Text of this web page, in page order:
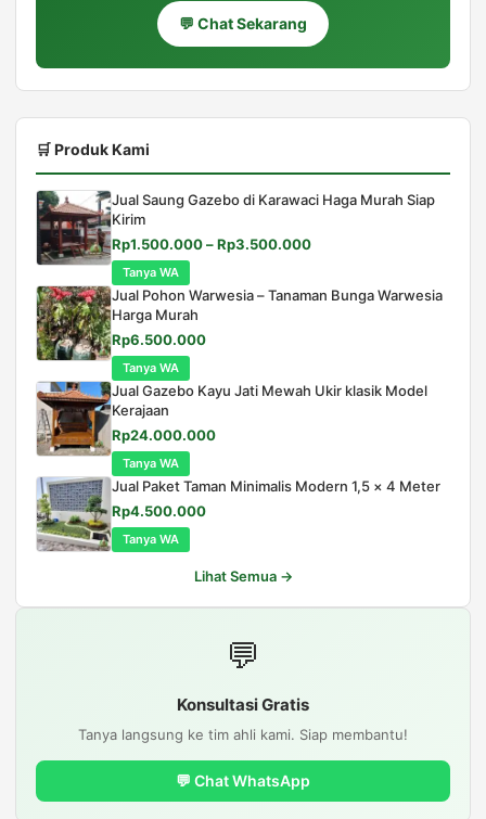
💬 Chat Sekarang
🛒 Produk Kami
Jual Saung Gazebo di Karawaci Haga Murah Siap
Kirim
Rp1.500.000–Rp3.500.000Rentang
Rp1.500.000
Tanya WA
Jual Pohon Warwesia – Tanaman Bunga Warwesia
Harga Murah
Harga
aslinya
adalah:
Rp7.500.000.
Rp6.500.000Harga
ini
adalah:
Tanya WA
Jual Gazebo Kayu Jati Mewah Ukir klasik Model
Kerajaan
Harga
aslinya
adalah:
Rp24.000.000Harga
ini
Tanya WA
Jual Paket Taman Minimalis Modern 1,5 × 4 Meter
Harga
aslinya
adalah:
Rp5.500.000.
Rp4.500.000Harga
adalah:
Tanya WA
Lihat Semua →
💬
Konsultasi Gratis
Tanya langsung ke tim ahli kami. Siap membantu!
💬 Chat WhatsApp